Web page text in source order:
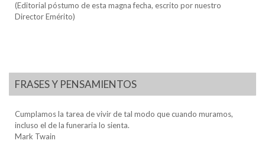
(Editorial póstumo de esta magna fecha, escrito por nuestro
Director Emérito)
FRASES Y PENSAMIENTOS
Cumplamos la tarea de vivir de tal modo que cuando muramos,
incluso el de la funeraria lo sienta.
Mark Twain